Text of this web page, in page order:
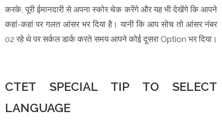
करके, पूरी ईमानदारी से अपना स्कोर चेक करेंगे और यह भी देखेंगे कि आपने
कहां-कहां पर गलत आंसर भर दिया है। यानी कि आप सोच तो आंसर नंबर
02 रहे थे पर सर्कल डार्क करते समय आपने कोई दूसरा Option भर दिया।
CTET SPECIAL TIP TO SELECT
LANGUAGE